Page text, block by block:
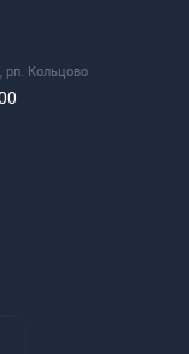
рп. Кольцово